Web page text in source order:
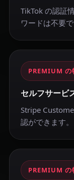
TikTok の認証
ワードは不要で
PREMIUM の
セルフサービ
Stripe
認ができます。
PREMIUM の